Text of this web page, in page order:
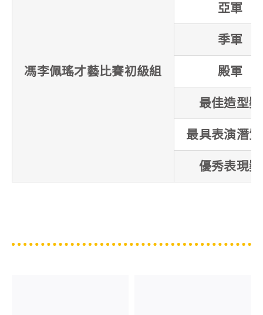
馮李佩瑤才藝比賽初級組
亞軍
季軍
殿軍
最佳造型獎
最具表演潛
優秀表現獎